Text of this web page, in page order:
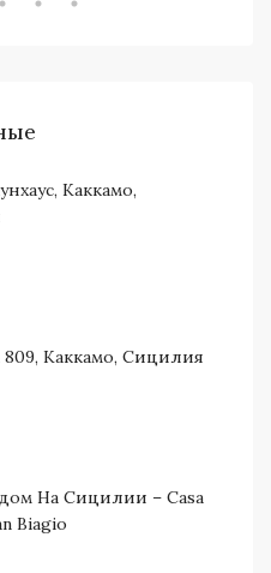
Каккамо,
Каккамо, Сицилия
На Сицилии – Casa
Biagio